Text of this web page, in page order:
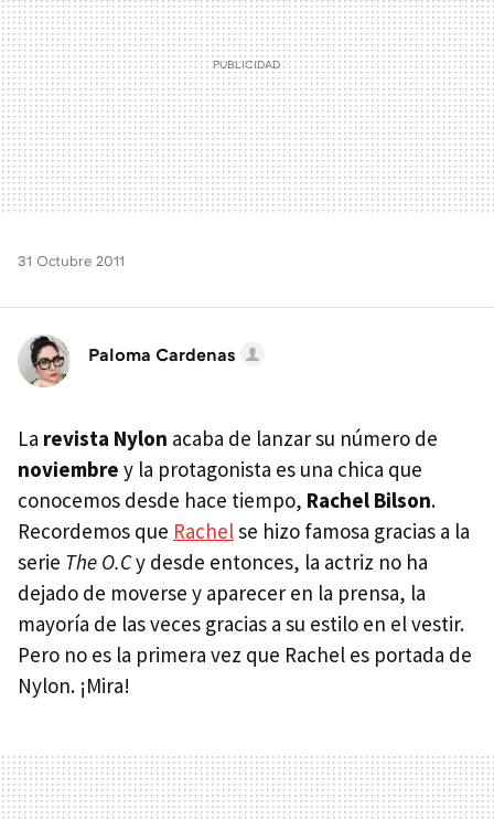
31 Octubre 2011
Paloma Cardenas
La revista Nylon acaba de lanzar su número de
noviembre y la protagonista es una chica que
conocemos desde hace tiempo, Rachel Bilson.
Recordemos que Rachelse hizo famosa gracias a la
serie The O.Cy desde entonces, la actriz no ha
dejado de moverse y aparecer en la prensa, la
mayoría de las veces gracias a su estilo en el vestir.
Pero no es la primera vez que Rachel es portada de
Nylon. ¡Mira!